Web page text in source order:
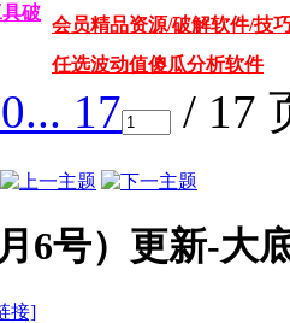
破
会员精品资源/破解软件/技
任选波动值傻瓜分析软件
... 17 / 17
月6号）更新-
接]